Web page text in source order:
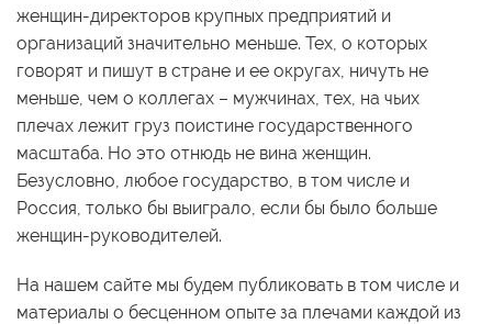
женщин-директоров крупных предприятий и
организаций значительно меньше. Тех, о которых
говорят и пишут в стране и ее округах, ничуть не
меньше, чем о коллегах – мужчинах, тех, на чьих
плечах лежит груз поистине государственного
масштаба. Но это отнюдь не вина женщин.
Безусловно, любое государство, в том числе и
Россия, только бы выиграло, если бы было больше
женщин-руководителей.
На нашем сайте мы будем публиковать в том числе и
материалы о бесценном опыте за плечами каждой из